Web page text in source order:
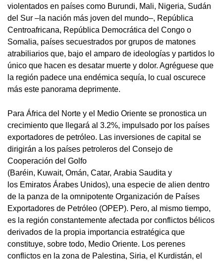
violentados en países como Burundi, Mali, Nigeria, Sudán
del Sur –la nación más joven del mundo–, República
Centroafricana, República Democrática del Congo o
Somalia, países secuestrados por grupos de matones
atrabiliarios que, bajo el amparo de ideologías y partidos lo
único que hacen es desatar muerte y dolor. Agréguese que
la región padece una endémica sequía, lo cual oscurece
más este panorama deprimente.
Para África del Norte y el Medio Oriente se pronostica un
crecimiento que llegará al 3.2%, impulsado por los países
exportadores de petróleo. Las inversiones de capital se
dirigirán a los países petroleros del Consejo de
Cooperación del Golfo
(Baréin, Kuwait, Omán, Catar, Arabia Saudita y
los Emiratos Árabes Unidos), una especie de alien dentro
de la panza de la omnipotente Organización de Países
Exportadores de Petróleo (OPEP). Pero, al mismo tiempo,
es la región constantemente afectada por conflictos bélicos
derivados de la propia importancia estratégica que
constituye, sobre todo, Medio Oriente. Los perenes
conflictos en la zona de Palestina, Siria, el Kurdistán, el